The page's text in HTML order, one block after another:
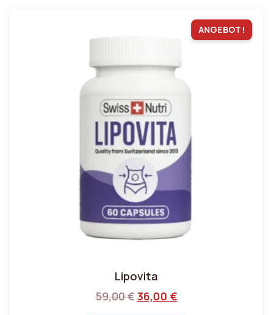
ANGEBOT!
Lipovita
59,00€36,00 €